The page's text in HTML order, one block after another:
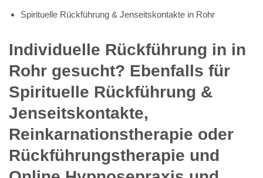
Spirituelle Rückführung & Jenseitskontakte in Rohr
Individuelle Rückführung in in
Rohr gesucht? Ebenfalls für
Spirituelle Rückführung &
Jenseitskontakte,
Reinkarnationstherapie oder
Rückführungstherapie und